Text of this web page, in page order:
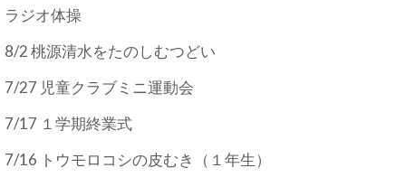
ラジオ体操
8/2 桃源清水をたのしむつどい
7/27 児童クラブミニ運動会
7/17 １学期終業式
7/16 トウモロコシの皮むき（１年生）